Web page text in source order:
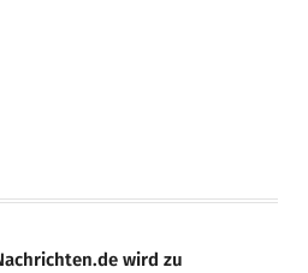
wird zu